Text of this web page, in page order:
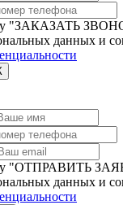
"ЗАКАЗАТЬ
данных и
"ОТПРАВИТЬ
данных и